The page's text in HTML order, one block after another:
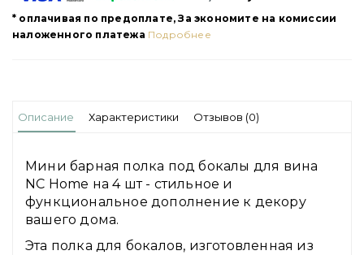
* оплачивая по предоплате, За экономите на комиссии
наложенного платежа Подробнее
Описание Характеристики Отзывов (0)
Мини барная полка под бокалы для вина
NC Home на 4 шт - стильное и
функциональное дополнение к декору
вашего дома.
Эта полка для бокалов, изготовленная из